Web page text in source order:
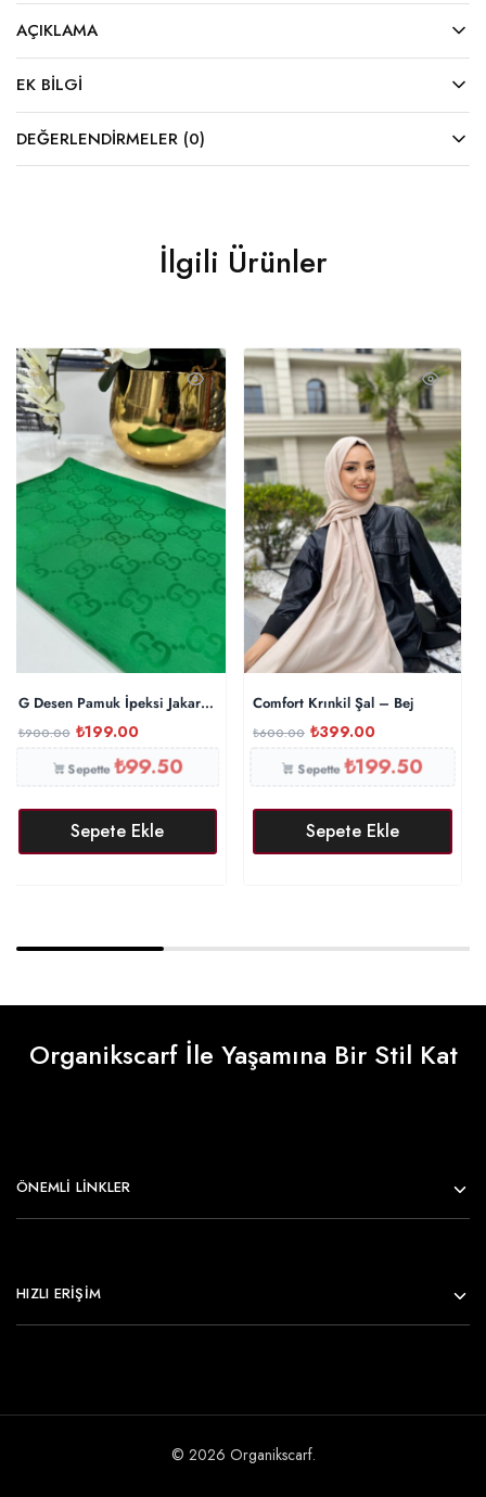
AÇIKLAMA
EK BILGI
DEĞERLENDIRMELER (0)
İlgili Ürünler
G Desen Pamuk İpeksi Jakar Şal – Benetton
₺900.00 ₺199.00
Sepette₺99.50
Sepete Ekle
Comfort Krınkil Şal – Bej
₺600.00 ₺399.00
Sepette₺199.50
Sepete Ekle
Organikscarf İle Yaşamına Bir Stil Kat
ÖNEMLI LINKLER
HIZLI ERİŞİM
© 2026 Organikscarf.